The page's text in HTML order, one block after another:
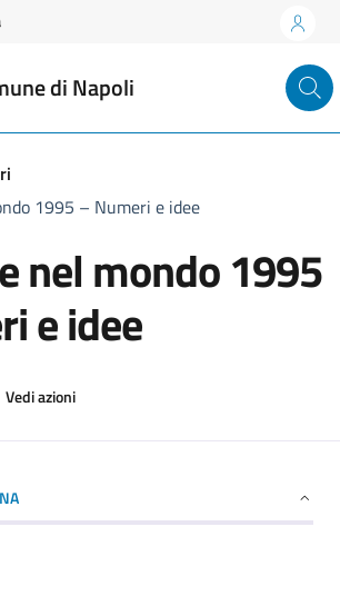
di Napoli
1995 – Numeri e idee
nel mondo 1995
e idee
Vedi azioni